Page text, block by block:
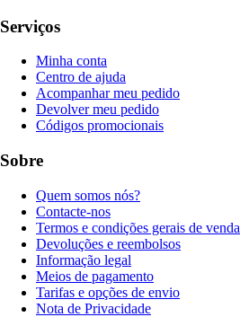
Serviços
Minha conta
Centro de ajuda
Acompanhar meu pedido
Devolver meu pedido
Códigos promocionais
Sobre
Quem somos nós?
Contacte-nos
Termos e condições gerais de venda
Devoluções e reembolsos
Informação legal
Meios de pagamento
Tarifas e opções de envio
Nota de Privacidade